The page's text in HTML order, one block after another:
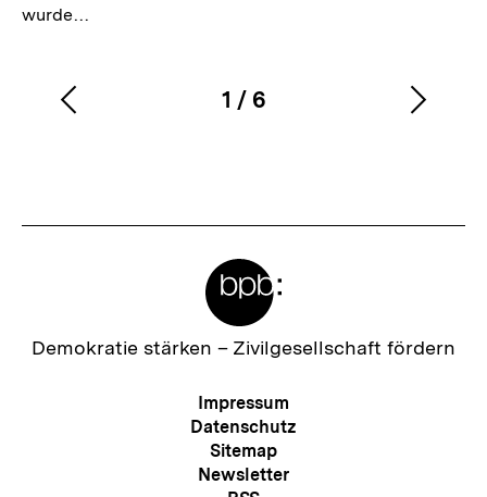
wurde…
Karussellinhalt
1
von
/ 6
Vorherigen
Zur
Demokratie stärken – Zivilgesellschaft fördern
Meta-
Navigation
Impressum
Datenschutz
Sitemap
Newsletter